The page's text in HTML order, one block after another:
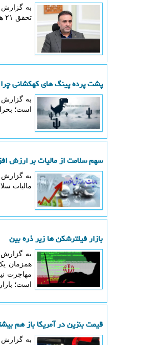
تحقق ۲۱ همت سود انباشته در سایه اجرای برنامه های اصلاحی اطلاع داد.
پشت پرده پینگ های کهکشانی
به گزارش
است؛
سهم سلامت از مالیات بر ارزش افزوده به ۲۷ هزار
مالیات
بازار فیلترشکن ها زیر ذره بین
به گزارش
مهاجرت
است؛
قیمت بنزین در آمریکا باز هم
به گزارش